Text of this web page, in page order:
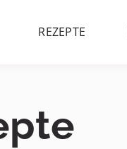
REZEPTE